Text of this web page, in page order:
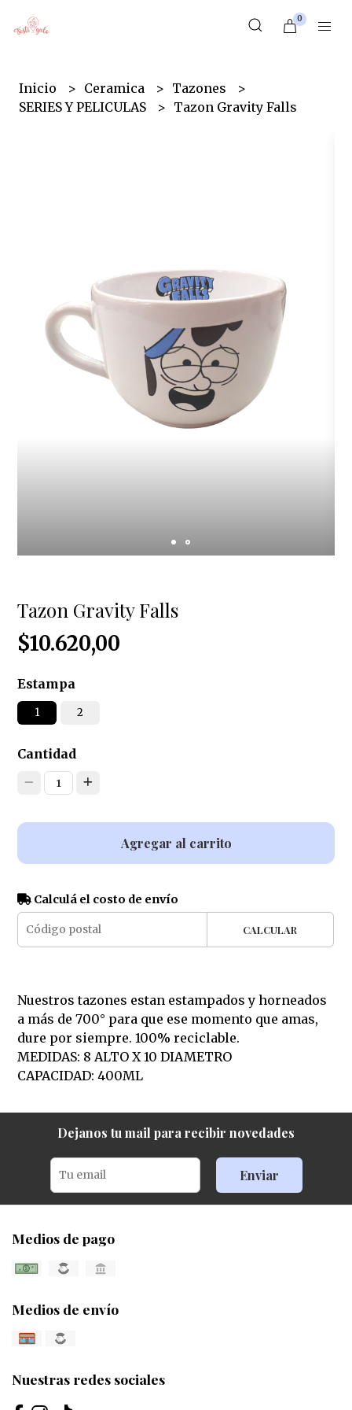
0
Inicio Ceramica
Tazones
SERIES Y PELICULAS
Tazon Gravity Falls
Tazon Gravity Falls
$10.620,00
Estampa
1 2
Cantidad
1
Agregar al carrito
Calculá el costo de envío
CALCULAR
Nuestros tazones estan estampados y horneados
a más de 700° para que ese momento que amas,
dure por siempre. 100% reciclable.
MEDIDAS: 8 ALTO X 10 DIAMETRO
CAPACIDAD: 400ML
Dejanos tu mail para recibir novedades
Enviar
Medios de pago
Medios de envío
Nuestras redes sociales